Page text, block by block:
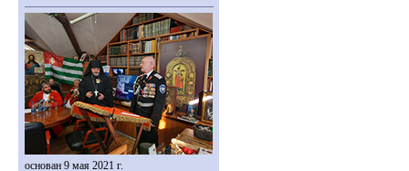
основан 9 мая 2021 г.